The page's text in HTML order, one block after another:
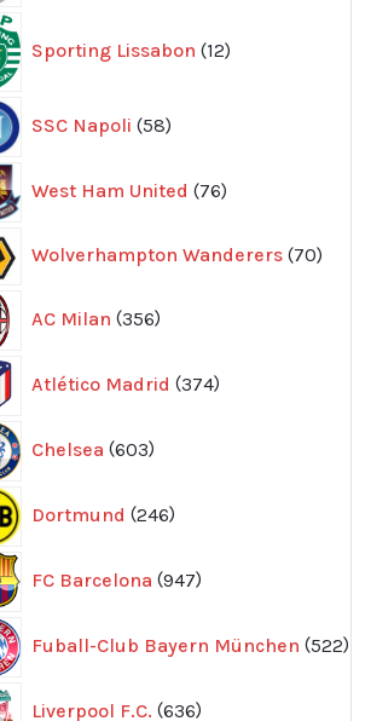
Sporting Lissabon 12produkter
SSC Napoli 58
produkter
West Ham United 76
produkter
Wolverhampton Wanderers 70
AC Milan 356
produkter
Atlético Madrid 374
produkter
Chelsea 603
produkter
Dortmund 246
produkter
FC Barcelona 947
produkter
Fuball-Club Bayern München 522
Liverpool F.C. 636